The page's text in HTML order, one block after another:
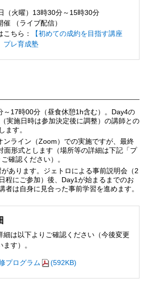
（火曜）13時30分～15時30分
（ライブ配信）
ちら：
【初めての成約を目指す講座
プレ育成塾
～17時00分（昼食休憩1h含む）。Day4の
実施日時は参加決定後に調整）の講師との
ます。
ンライン（Zoom）での実施ですが、最終
面形式とします（場所等の詳細は下記「プ
確認ください）。
あります。ジェトロによる事前説明会（2
程にご参加）後、Day1が始まるまでのお
者は自身に見合った事前学習を進めます。
細は以下よりご確認ください（今後変更
す）。
プログラム (592KB)